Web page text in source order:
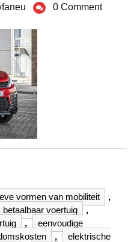
0 Comment
vormen van mobiliteit
,
betaalbaar voertuig
,
,
eenvoudige
,
elektrische